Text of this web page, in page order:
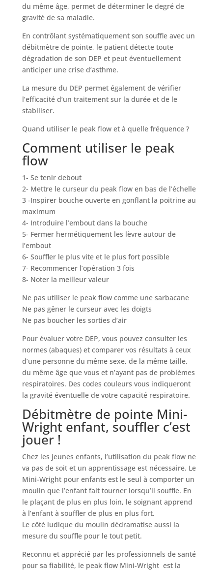
du même âge, permet de déterminer le degré de
gravité de sa maladie.
En contrôlant systématiquement son souffle avec un
débitmètre de pointe, le patient détecte toute
dégradation de son DEP et peut éventuellement
anticiper une crise d’asthme.
La mesure du DEP permet également de vérifier
l’efficacité d’un traitement sur la durée et de le
stabiliser.
Quand utiliser le peak flow et à quelle fréquence?
Comment utiliser le peak
flow
1- Se tenir debout
2- Mettre le curseur du peak flow en bas de l’échelle
3 -Inspirer bouche ouverte en gonflant la poitrine au
maximum
4- Introduire l’embout dans la bouche
5- Fermer hermétiquement les lèvre autour de
l’embout
6- Souffler le plus vite et le plus fort possible
7- Recommencer l’opération 3 fois
8- Noter la meilleur valeur
Ne pas utiliser le peak flow comme une sarbacane
Ne pas gêner le curseur avec les doigts
Ne pas boucher les sorties d’air
Pour évaluer votre DEP, vous pouvez consulter les
normes (abaques) et comparer vos résultats à ceux
d’une personne du même sexe, de la même taille,
du même âge que vous et n’ayant pas de problèmes
respiratoires. Des codes couleurs vous indiqueront
la gravité éventuelle de votre capacité respiratoire.
Débitmètre de pointe Mini-
Wright enfant, souffler c’est
jouer !
Chez les jeunes enfants, l’utilisation du peak flow ne
va pas de soit et un apprentissage est nécessaire. Le
Mini-Wright pour enfants est le seul à comporter un
moulin que l’enfant fait tourner lorsqu’il souffle. En
le plaçant de plus en plus loin, le soignant apprend
à l’enfant à souffler de plus en plus fort.
Le côté ludique du moulin dédramatise aussi la
mesure du souffle pour le tout petit.
Reconnu et apprécié par les professionnels de santé
pour sa fiabilité, le peak flow Mini-Wright est la